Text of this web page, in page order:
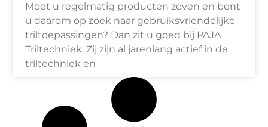
Moet u regelmatig producten zeven en bent
u daarom op zoek naar gebruiksvriendelijke
triltoepassingen? Dan zit u goed bij PAJA
Triltechniek. Zij zijn al jarenlang actief in de
triltechniek en